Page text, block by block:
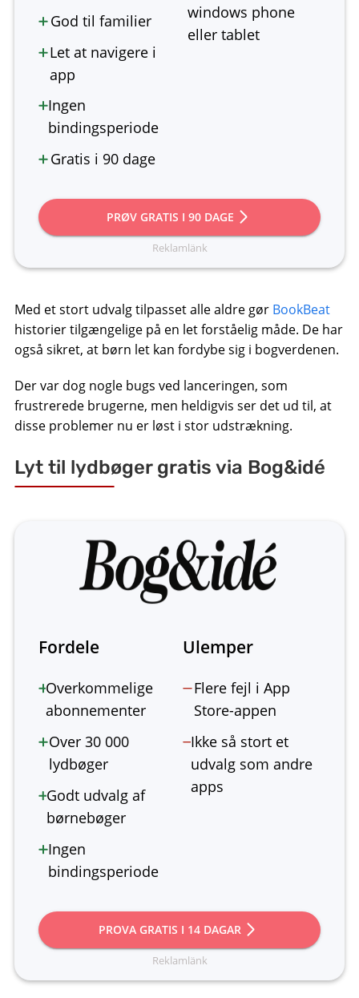
God til familier
Let at navigere i
app
Ingen
bindingsperiode
Gratis i 90 dage
windows phone
eller tablet
PRØV GRATIS I 90 DAGE
Med et stort udvalg tilpasset alle aldre gør BookBeat
historier tilgængelige på en let forståelig måde. De har
også sikret, at børn let kan fordybe sig i bogverdenen.
Der var dog nogle bugs ved lanceringen, som
frustrerede brugerne, men heldigvis ser det ud til, at
disse problemer nu er løst i stor udstrækning.
Lyt til lydbøger gratis via Bog&idé
Fordele
Overkommelige
abonnementer
Over 30 000
lydbøger
Godt udvalg af
børnebøger
Ingen
bindingsperiode
Ulemper
Flere fejl i App
Store-appen
Ikke så stort et
udvalg som andre
apps
PROVA GRATIS I 14 DAGAR